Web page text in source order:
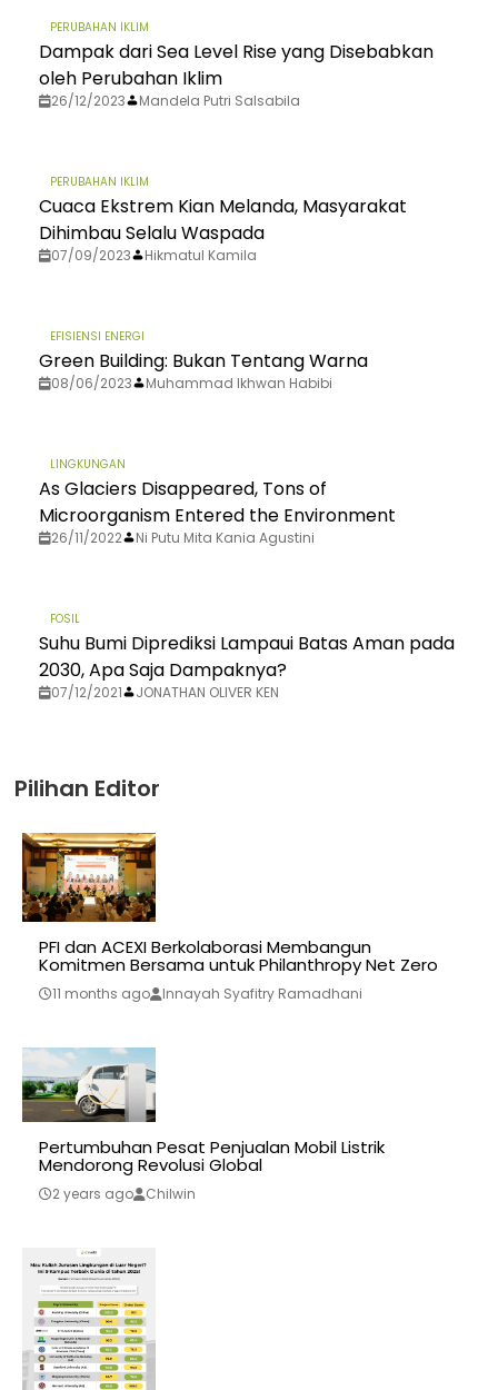
PERUBAHAN IKLIM
Dampak dari Sea Level Rise yang Disebabkan
oleh Perubahan Iklim
26/12/2023 Mandela Putri Salsabila
PERUBAHAN IKLIM
Cuaca Ekstrem Kian Melanda, Masyarakat
Dihimbau Selalu Waspada
07/09/2023 Hikmatul Kamila
EFISIENSI ENERGI
Green Building: Bukan Tentang Warna
08/06/2023 Muhammad Ikhwan Habibi
LINGKUNGAN
As Glaciers Disappeared, Tons of
Microorganism Entered the Environment
26/11/2022 Ni Putu Mita Kania Agustini
FOSIL
Suhu Bumi Diprediksi Lampaui Batas Aman pada
2030, Apa Saja Dampaknya?
07/12/2021 JONATHAN OLIVER KEN
Pilihan Editor
PFI dan ACEXI Berkolaborasi Membangun
Komitmen Bersama untuk Philanthropy Net Zero
11 months ago Innayah Syafitry Ramadhani
Pertumbuhan Pesat Penjualan Mobil Listrik
Mendorong Revolusi Global
2 years ago Chilwin